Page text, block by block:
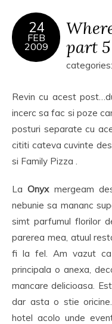
24
FEB
2009
part 5
categories:
Revin cu acest
incerc sa fac si poze
posturi separate cu
cititi cateva cuvinte
si Family Pizza .
LaOnyxmergeam
nebunie sa mananc
simt parfumul florilor
parerea mea, atuul
fi la fel. Am vazut ca
principala o anexa,
mancare delicioasa.
dar asta o stie
hotel acolo unde